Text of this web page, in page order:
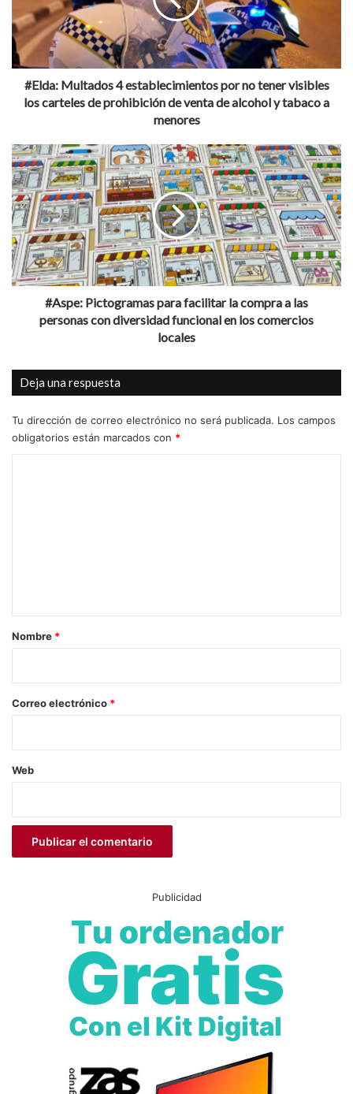
continuación.
Grupo Serrano Automoción
Nunci Serrano Seat Skoda
Volkswagen
no
tener
visibles
los
carteles
venta
de
alcohol
y
tabaco
a
menores
#Elda: Multados 4 establecimientos por no tener visibles
los carteles de prohibición de venta de alcohol y tabaco a
menores
#Aspe:
Pictogramas
para
facilitar
la
compra
a
las
personas
diversidad
los
comercios
locales
#Aspe: Pictogramas para facilitar la compra a las
personas con diversidad funcional en los comercios
locales
Deja una respuesta
Tu dirección de correo electrónico no será publicada. Los campos
obligatorios están marcados con *
r
*
Nombre *
Correo electrónico *
Web
Publicidad